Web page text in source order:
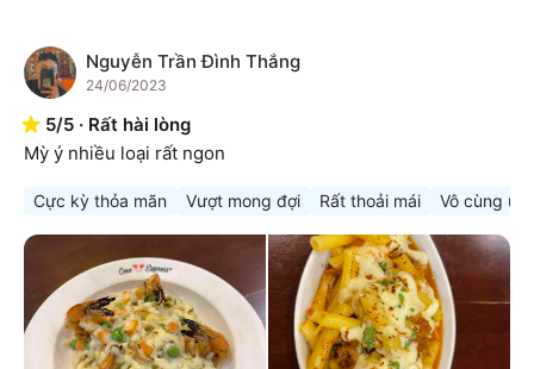
N Nguyễn Trần Đình Thắng
24/06/2023
5/5 · Rất hài lòng
Mỳ ý nhiều loại rất ngon
Cực kỳ thỏa mãn Vượt mong đợi Rất thoải mái Vô cùng